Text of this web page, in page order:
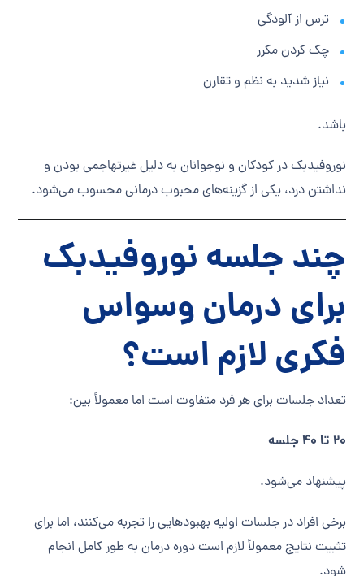
ترس از آلودگی
چک کردن مکرر
نیاز شدید به نظم و تقارن
باشد.
نوروفیدبک در کودکان و نوجوانان به دلیل غیرتهاجمی بودن و
نداشتن درد، یکی از گزینه‌های محبوب درمانی محسوب می‌شود.
چند جلسه نوروفیدبک
برای درمان وسواس
فکری لازم است؟
تعداد جلسات برای هر فرد متفاوت است اما معمولاً بین:
20 تا 40 جلسه
پیشنهاد می‌شود.
برخی افراد در جلسات اولیه بهبودهایی را تجربه می‌کنند، اما برای
تثبیت نتایج معمولاً لازم است دوره درمان به طور کامل انجام
شود.